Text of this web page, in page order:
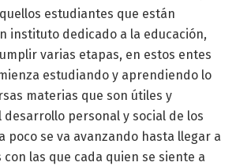
estudiantes que están
instituto dedicado a la educación,
varias etapas, en estos entes
estudiando y aprendiendo lo
materias que son útiles y
desarrollo personal y social de los
poco se va avanzando hasta llegar a
las que cada quien se siente a